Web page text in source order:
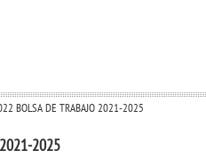
BOLSA DE TRABAJO 2021-2025
2025